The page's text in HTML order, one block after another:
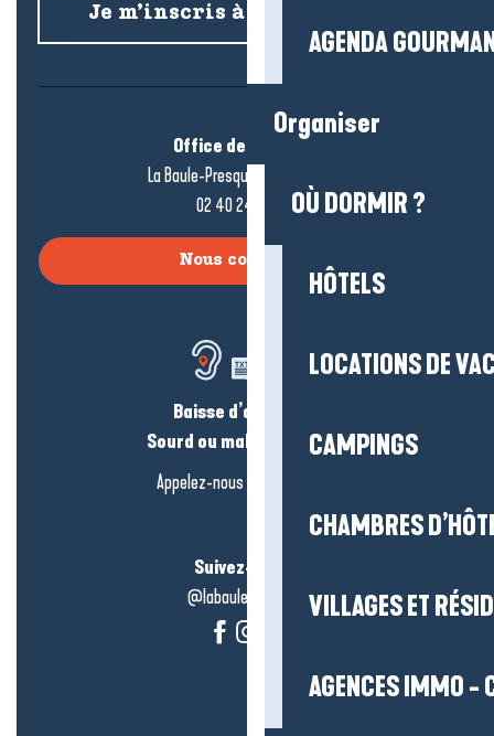
AGENDA
Organiser
OÙ DORMIR ?
HÔTELS
LOCATIONS DE
CAMPINGS
CHAMBRES
VILLAGES ET
AGENCES IMMO -
Je m’inscris à la newsletter
Office de tourisme
La Baule-Presqu’île de Guérande
02 40 24 34 44
Nous contacter
Baisse d’audition ?
Sourd ou malentendant ?
Appelez-nous en
Suivez-nous !
@labauleguérande